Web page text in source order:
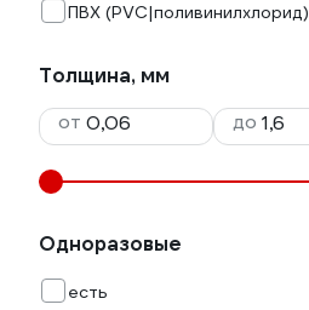
ПВХ (PVC|поливинилхлорид)
Толщина, мм
от
до
Одноразовые
есть